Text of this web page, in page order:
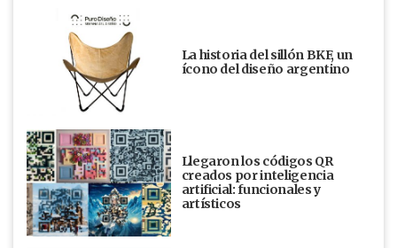
La historia del sillón BKF, un
ícono del diseño argentino
Llegaron los códigos QR
creados por inteligencia
artificial: funcionales y
artísticos